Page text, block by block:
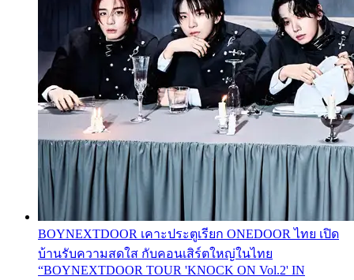
BOYNEXTDOOR เคาะประตูเรียก ONEDOOR ไทย เปิด
บ้านรับความสดใส กับคอนเสิร์ตใหญ่ในไทย
“BOYNEXTDOOR TOUR 'KNOCK ON Vol.2' IN